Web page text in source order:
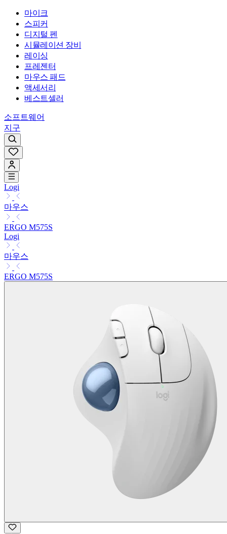
마이크
스피커
디지털 펜
시뮬레이션 장비
레이싱
프레젠터
마우스 패드
액세서리
베스트셀러
소프트웨어
지구
Logi
마우스
ERGO M575S
Logi
마우스
ERGO M575S